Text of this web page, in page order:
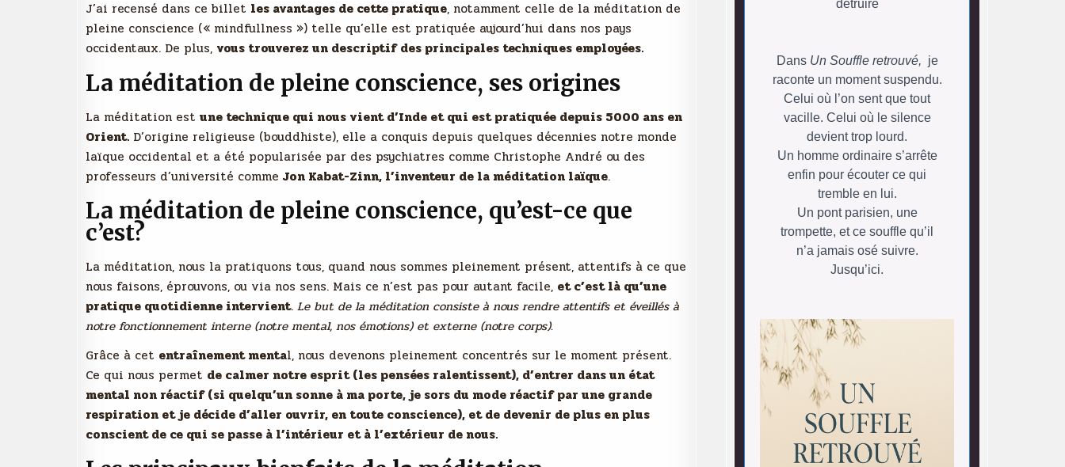
J’ai recensé dans ce billet les avantages de cette pratique, notamment celle de la méditation de
pleine conscience (« mindfullness ») telle qu’elle est pratiquée aujourd’hui dans nos pays
occidentaux. De plus, vous trouverez un descriptif des principales techniques employées.
La méditation de pleine conscience, ses origines
La méditation est une technique qui nous vient d’Inde et qui est pratiquée depuis 5000 ans en
Orient. D’origine religieuse (bouddhiste), elle a conquis depuis quelques décennies notre monde
laïque occidental et a été popularisée par des psychiatres comme Christophe André ou des
professeurs d’université comme Jon Kabat-Zinn, l’inventeur de la méditation laïque.
La méditation de pleine conscience, qu’est-ce que
c’est?
La méditation, nous la pratiquons tous, quand nous sommes pleinement présent, attentifs à ce que
nous faisons, éprouvons, ou via nos sens. Mais ce n’est pas pour autant facile, et c’est là qu’une
pratique quotidienne intervient. Le but de la méditation consiste à nous rendre attentifs et éveillés à
notre fonctionnement interne (notre mental, nos émotions) et externe (notre corps).
Grâce à cet entraînement mental, nous devenons pleinement concentrés sur le moment présent.
Ce qui nous permet de calmer notre esprit (les pensées ralentissent), d’entrer dans un état
mental non réactif (si quelqu’un sonne à ma porte, je sors du mode réactif par une grande
respiration et je décide d’aller ouvrir, en toute conscience), et de devenir de plus en plus
conscient de ce qui se passe à l’intérieur et à l’extérieur de nous.
détruire
Dans Un Souffle retrouvé, je
raconte un moment suspendu.
Celui où l’on sent que tout
vacille. Celui où le silence
devient trop lourd.
Un homme ordinaire s’arrête
enfin pour écouter ce qui
tremble en lui.
Un pont parisien, une
trompette, et ce souffle qu’il
n’a jamais osé suivre.
Jusqu’ici.